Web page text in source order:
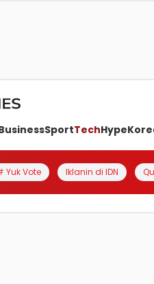
SportTechHype
Yuk Vote Iklanin di IDN